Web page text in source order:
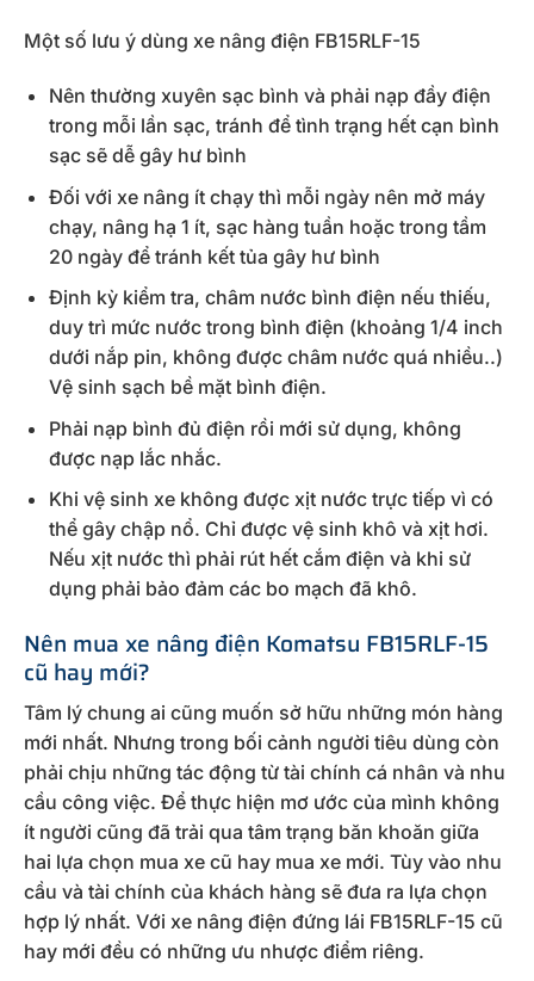
Một số lưu ý dùng xe nâng điện FB15RLF-15
Nên thường xuyên sạc bình và phải nạp đầy điện
trong mỗi lần sạc, tránh để tình trạng hết cạn bình
sạc sẽ dễ gây hư bình
Đối với xe nâng ít chạy thì mỗi ngày nên mở máy
chạy, nâng hạ 1 ít, sạc hàng tuần hoặc trong tầm
20 ngày để tránh kết tủa gây hư bình
Định kỳ kiểm tra, châm nước bình điện nếu thiếu,
duy trì mức nước trong bình điện (khoảng 1/4 inch
dưới nắp pin, không được châm nước quá nhiều..)
Vệ sinh sạch bề mặt bình điện.
Phải nạp bình đủ điện rồi mới sử dụng, không
được nạp lắc nhắc.
Khi vệ sinh xe không được xịt nước trực tiếp vì có
thể gây chập nổ. Chỉ được vệ sinh khô và xịt hơi.
Nếu xịt nước thì phải rút hết cắm điện và khi sử
dụng phải bảo đảm các bo mạch đã khô.
Nên mua xe nâng điện Komatsu FB15RLF-15
cũ hay mới?
Tâm lý chung ai cũng muốn sở hữu những món hàng
mới nhất. Nhưng trong bối cảnh người tiêu dùng còn
phải chịu những tác động từ tài chính cá nhân và nhu
cầu công việc. Để thực hiện mơ ước của mình không
ít người cũng đã trải qua tâm trạng băn khoăn giữa
hai lựa chọn mua xe cũ hay mua xe mới. Tùy vào nhu
cầu và tài chính của khách hàng sẽ đưa ra lựa chọn
hợp lý nhất. Với xe nâng điện đứng lái FB15RLF-15 cũ
hay mới đều có những ưu nhược điểm riêng.